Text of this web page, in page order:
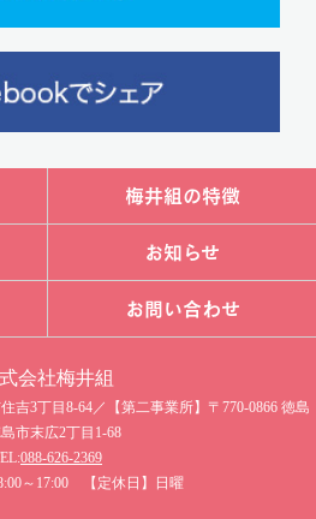
梅井組の特徴
お知らせ
お問い合わせ
会社梅井組​
吉3丁目8-64／【第二事業所】〒770-0866 徳島
市末広2丁目1-68
088-626-2369
～17:00 【定休日】日曜